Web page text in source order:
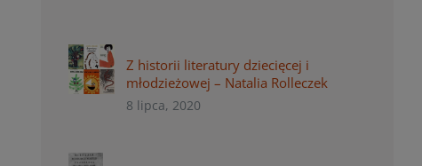
Z historii literatury dziecięcej i
młodzieżowej – Natalia Rolleczek
8 lipca, 2020